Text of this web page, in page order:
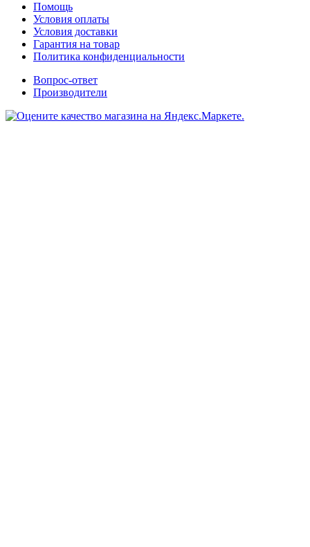
Помощь
Условия оплаты
Условия доставки
Гарантия на товар
Политика конфиденциальности
Вопрос-ответ
Производители